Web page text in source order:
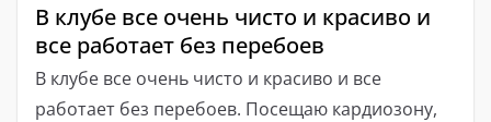
В клубе все очень чисто и красиво и
все работает без перебоев
В клубе все очень чисто и красиво и все
работает без перебоев. Посещаю кардиозону,